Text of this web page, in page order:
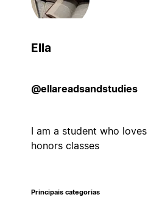
Ella
@ellareadsandstudies
I am a student who
honors classes
Principais categorias